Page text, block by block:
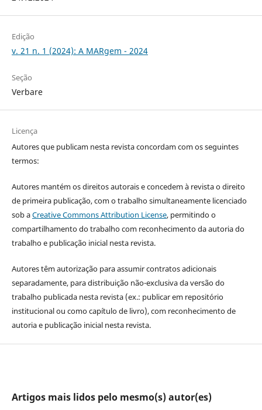
Edição
v. 21 n. 1 (2024): A MARgem - 2024
Seção
Verbare
Licença
Autores que publicam nesta revista concordam com os seguintes
termos:
Autores mantém os direitos autorais e concedem à revista o direito
de primeira publicação, com o trabalho simultaneamente licenciado
sob aCreative Commons Attribution License, permitindo o
compartilhamento do trabalho com reconhecimento da autoria do
trabalho e publicação inicial nesta revista.
Autores têm autorização para assumir contratos adicionais
separadamente, para distribuição não-exclusiva da versão do
trabalho publicada nesta revista (ex.: publicar em repositório
institucional ou como capítulo de livro), com reconhecimento de
autoria e publicação inicial nesta revista.
Artigos mais lidos pelo mesmo(s) autor(es)